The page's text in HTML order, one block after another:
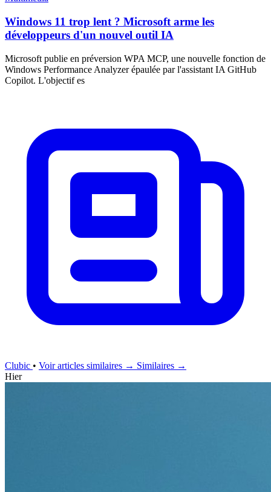
Windows 11 trop lent ? Microsoft arme les
développeurs d'un nouvel outil IA
Microsoft publie en préversion WPA MCP, une nouvelle fonction de
Windows Performance Analyzer épaulée par l'assistant IA GitHub
Copilot. L'objectif es
Clubic • Voir articles similaires → Similaires →
Hier